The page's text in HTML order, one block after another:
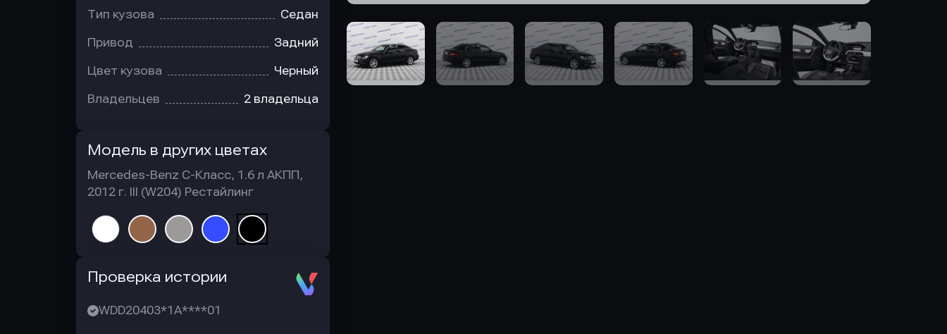
Тип кузова Седан
Привод Задний
Цвет кузова Черный
Владельцев 2 владельца
Модель в других цветах
Mercedes-Benz C-Класс, 1.6 л АКПП,
2012 г. III (W204) Рестайлинг
Проверка истории
WDD20403*1A****01